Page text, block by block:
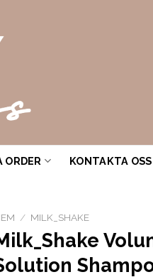
ORDER KONTAKTA OSS
/ MILK_SHAKE